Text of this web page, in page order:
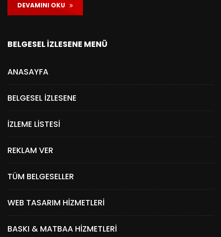
DEVAMINI OKU
BELGESEL İZLESENE MENÜ
ANASAYFA
BELGESEL İZLESENE
İZLEME LISTESI
REKLAM VER
TÜM BELGESELLER
WEB TASARIM HIZMETLERI
BASKI & MATBAA HIZMETLERI